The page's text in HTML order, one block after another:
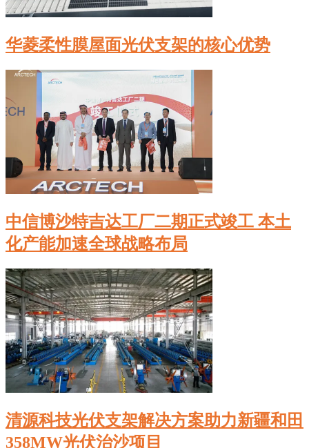
华菱柔性膜屋面光伏支架的核心优势
中信博沙特吉达工厂二期正式竣工 本土
化产能加速全球战略布局
清源科技光伏支架解决方案助力新疆和田
358MW光伏治沙项目